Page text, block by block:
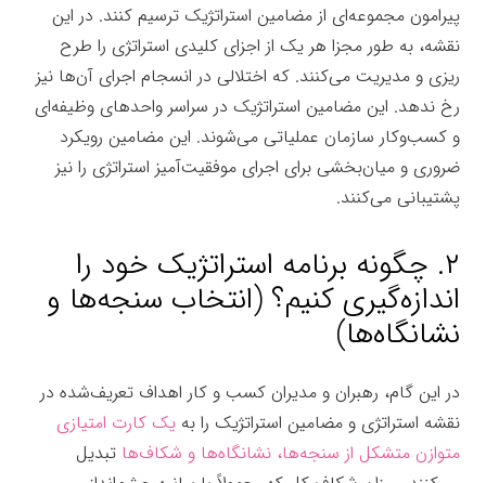
پیرامون مجموعه‌ای از مضامین استراتژیک ترسیم کنند. در این
نقشه، به طور مجزا هر یک از اجزای کلیدی استراتژی را طرح
ریزی و مدیریت می‌کنند. که اختلالی در انسجام اجرای آن‌ها نیز
رخ ندهد. این مضامین استراتژیک در سراسر واحدهای وظیفه‌ای
و کسب‌وکار سازمان عملیاتی می‌شوند. این مضامین رویکرد
ضروری و میان‌بخشی برای اجرای موفقیت‌آمیز استراتژی را نیز
پشتیبانی می‌کنند.
۲. چگونه برنامه استراتژیک خود را
اندازه‌گیری کنیم؟ (انتخاب سنجه‌ها و
نشانگاه‌ها)
در این گام، رهبران و مدیران کسب و کار اهداف تعریف‌شده در
نقشه استراتژی و مضامین استراتژیک را به یک کارت امتیازی
متوازن متشکل از سنجه‌ها، نشانگاه‌ها و شکاف‌ها تبدیل